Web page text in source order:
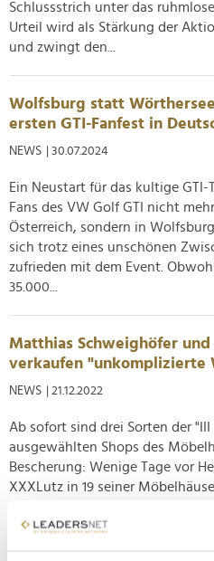
Schlussstrich unter das
Urteil wird als Stärkung der
und zwingt den...
Wolfsburg statt
ersten GTI-Fanfest in
NEWS | 30.07.2024
Ein Neustart für das kultige
Fans des VW Golf GTI nicht
Österreich, sondern in
sich trotz eines unschönen
zufrieden mit dem Event.
35.000...
Matthias Schweighöfer
verkaufen "unkomplizierte
NEWS | 21.12.2022
Ab sofort sind drei Sorten der "III
ausgewählten Shops des
Bescherung: Wenige Tage vor
XXXLutz in 19 seiner
Winterscheidt. Erhältlich sind